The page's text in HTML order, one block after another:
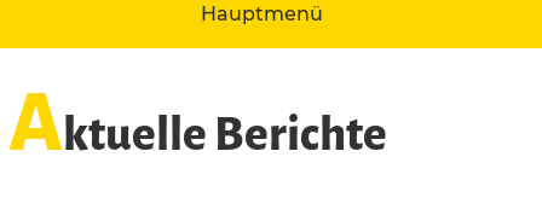
aufklappen
Hauptmenü
Aktuelle Berichte